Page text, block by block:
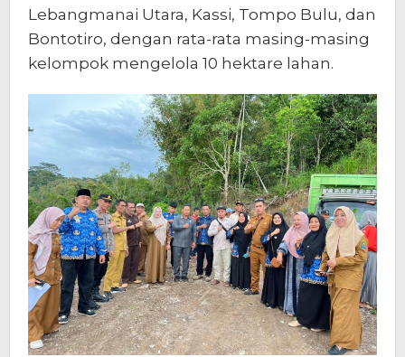
Lebangmanai Utara, Kassi, Tompo Bulu, dan
Bontotiro, dengan rata-rata masing-masing
kelompok mengelola 10 hektare lahan.